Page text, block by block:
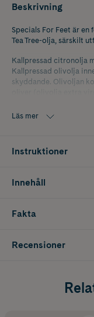
Beskrivning
Specials For Feet är
Tea Tree-olja, särskilt
Kallpressad citronolja
Kallpressad olivolja
skyddande. Olivoljan
Flaskan är utrustad
Läs mer
Instruktioner
Innehåll
Fakta
Recensioner